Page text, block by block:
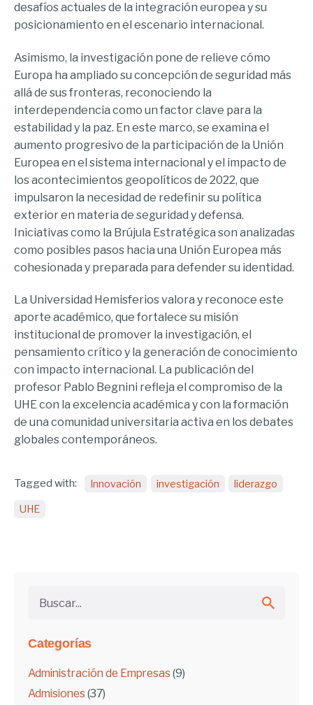
Categorías
Administración de Empresas (9)
Admisiones (37)
desafíos actuales de la integración europea y su
posicionamiento en el escenario internacional.
Asimismo, la investigación pone de relieve cómo
Europa ha ampliado su concepción de seguridad más
allá de sus fronteras, reconociendo la
interdependencia como un factor clave para la
estabilidad y la paz. En este marco, se examina el
aumento progresivo de la participación de la Unión
Europea en el sistema internacional y el impacto de
los acontecimientos geopolíticos de 2022, que
impulsaron la necesidad de redefinir su política
exterior en materia de seguridad y defensa.
Iniciativas como la Brújula Estratégica son analizadas
como posibles pasos hacia una Unión Europea más
cohesionada y preparada para defender su identidad.
La Universidad Hemisferios valora y reconoce este
aporte académico, que fortalece su misión
institucional de promover la investigación, el
pensamiento crítico y la generación de conocimiento
con impacto internacional. La publicación del
profesor Pablo Begnini refleja el compromiso de la
UHE con la excelencia académica y con la formación
de una comunidad universitaria activa en los debates
globales contemporáneos.
Tagged with: Innovación investigación liderazgo
UHE